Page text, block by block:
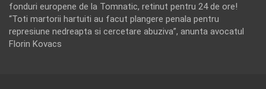
fonduri europene de la Tomnatic, retinut pentru 24 de ore!
“Toti martorii hartuiti au facut plangere penala pentru
represiune nedreapta si cercetare abuziva”, anunta avocatul
Florin Kovacs